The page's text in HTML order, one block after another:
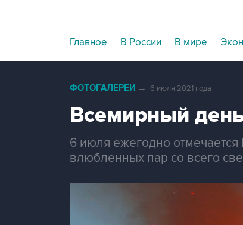
Главное В России В мире
ФОТОГАЛЕРЕИ → 6 июля 2021 года
Всемирный
6 июля ежегодно
влюбленных пар со всего